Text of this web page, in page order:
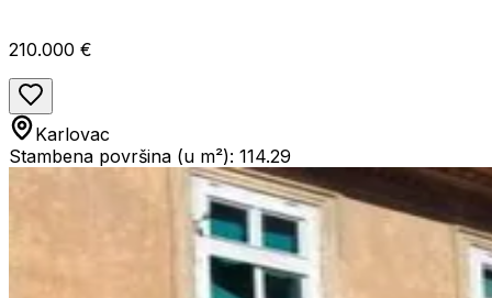
210.000 €
Karlovac
Stambena površina (u m²): 114.29